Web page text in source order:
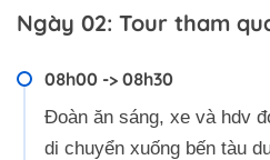
Ngày 02: Tour tham
08h00 -> 08h30
Đoàn ăn sáng, xe và hdv
di chuyển xuống bến tàu